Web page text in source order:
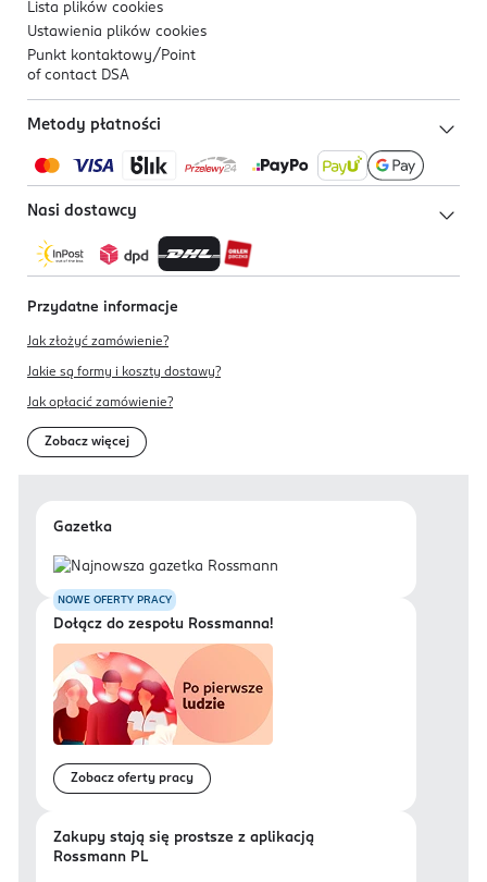
Lista plików cookies
Ustawienia plików cookies
Punkt kontaktowy/ Point
of contact DSA
Metody płatności
Nasi dostawcy
Przydatne informacje
Jak złożyć zamówienie?
Jakie są formy i koszty dostawy?
Jak opłacić zamówienie?
Zobacz więcej
Gazetka
NOWE OFERTY PRACY
Dołącz do zespołu Rossmanna!
Zobacz oferty pracy
Zakupy stają się prostsze z aplikacją
Rossmann PL